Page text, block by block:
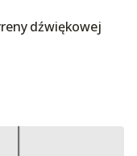
dźwiękowej